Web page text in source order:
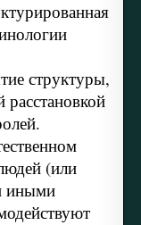
структуры,
расстановкой
(или
иными